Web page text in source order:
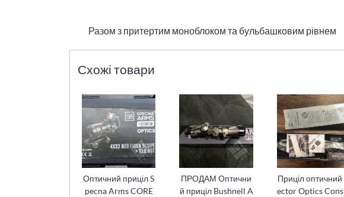
Разом з притертим моноблоком та бульбашковим рівнем
Схожі товари
Оптичний приціл S
pecna Arms CORE
ПРОДАМ Оптични
й приціл Bushnell A
Приціл
ector Optics